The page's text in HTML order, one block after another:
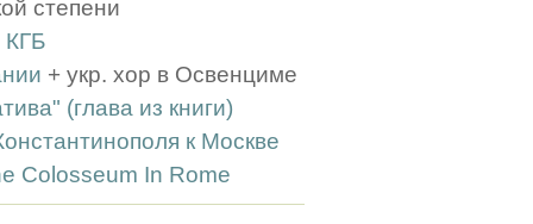
степени
КГБ
+ укр. хор в Освенциме
(глава из книги)
к Москве
Colosseum In Rome